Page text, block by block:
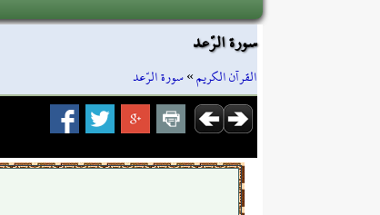
سورة الرّعد
القرآن الكريم»سورة الرّعد